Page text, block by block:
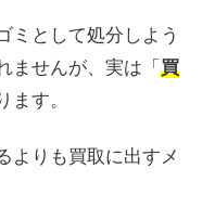
ミとして処分しよう
ませんが、実は「 買
す。
よりも買取に出すメ